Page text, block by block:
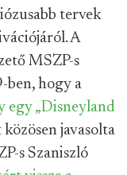
tervek
A
MSZP-s
ben, hogy a
„Disneyland
közösen javasolta
s Szaniszló